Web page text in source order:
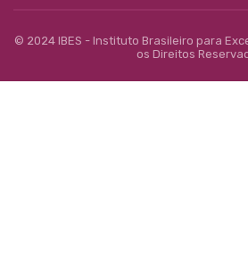
© 2024 IBES - Instituto Brasileiro para
os Direitos